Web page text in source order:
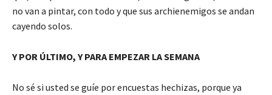
no van a pintar, con todo y que sus archienemigos se andan
cayendo solos.
Y POR ÚLTIMO, Y PARA EMPEZAR LA SEMANA
No sé si usted se guíe por encuestas hechizas, porque ya